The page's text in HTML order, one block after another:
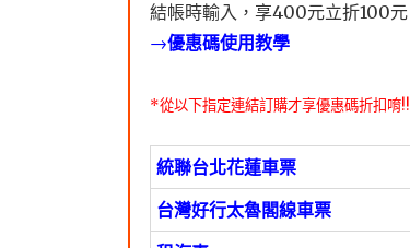
結帳時輸入，享400元立折100元
→優惠碼使用教學
*從以下指定連結訂購才享優惠碼折扣唷!!
統聯台北花蓮車票
台灣好行太魯閣線車票